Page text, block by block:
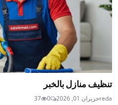
تنظيف منازل بالخبر
redaحزيران 01, 2026 0
37